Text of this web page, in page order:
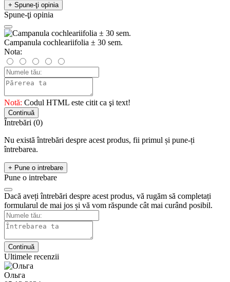
+ Spune-ţi opinia
Spune-ţi opinia
Campanula cochleariifolia ± 30 sem.
Nota:
Notă: Codul HTML este citit ca şi text!
Continuă
Întrebări (0)
Nu există întrebări despre acest produs, fii primul și pune-ți
întrebarea.
+ Pune o intrebare
Pune o intrebare
Dacă aveți întrebări despre acest produs, vă rugăm să completați
formularul de mai jos și vă vom răspunde cât mai curând posibil.
Continuă
Ultimele recenzii
Ольга